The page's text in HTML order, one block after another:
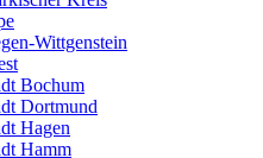
Wittgenstein
Bochum
Dortmund
Hagen
Hamm